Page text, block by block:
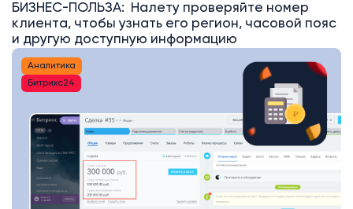
БИЗНЕС-ПОЛЬЗА: Налету проверяйте номер
клиента, чтобы узнать его регион, часовой пояс
и другую доступную информацию
Аналитика
Битрикс24